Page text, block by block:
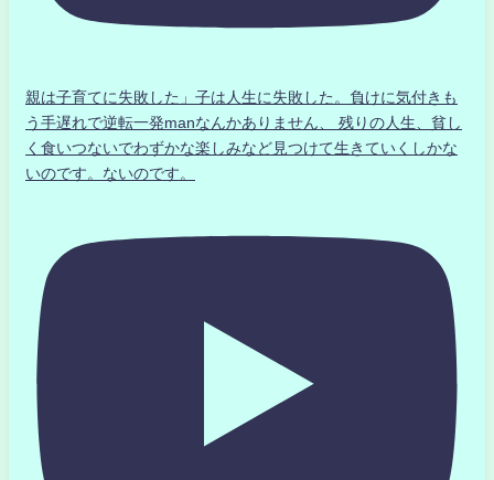
親は子育てに失敗した」子は人生に失敗した。負けに気付きも
う手遅れで逆転一発manなんかありません、 残りの人生、貧し
く食いつないでわずかな楽しみなど見つけて生きていくしかな
いのです。ないのです。